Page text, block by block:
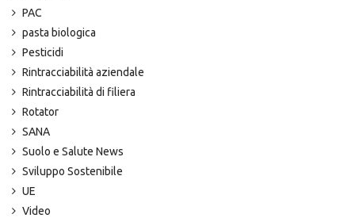
PAC
pasta biologica
Pesticidi
Rintracciabilità aziendale
Rintracciabilità di filiera
Rotator
SANA
Suolo e Salute News
Sviluppo Sostenibile
UE
Video